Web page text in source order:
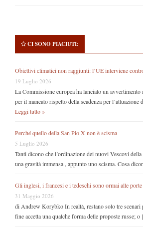
CI SONO PIACIUTI:
Obiettivi climatici non raggiunti: l’UE interviene
19 Luglio 2026
La Commissione europea ha lanciato un
per il mancato rispetto della scadenza per l’attuazione
Leggi tutto »
Perché quello della San Pio X non è scisma
5 Luglio 2026
Tanti dicono che l’ordinazione dei nuovi Vescovi
una gravità immensa , appunto uno scisma. Cosa
Gli inglesi, i francesi e i tedeschi sono ormai alle
31 Maggio 2026
di Andrew Korybko In realtà, restano solo tre
fine accetta una qualche forma delle proposte russe;